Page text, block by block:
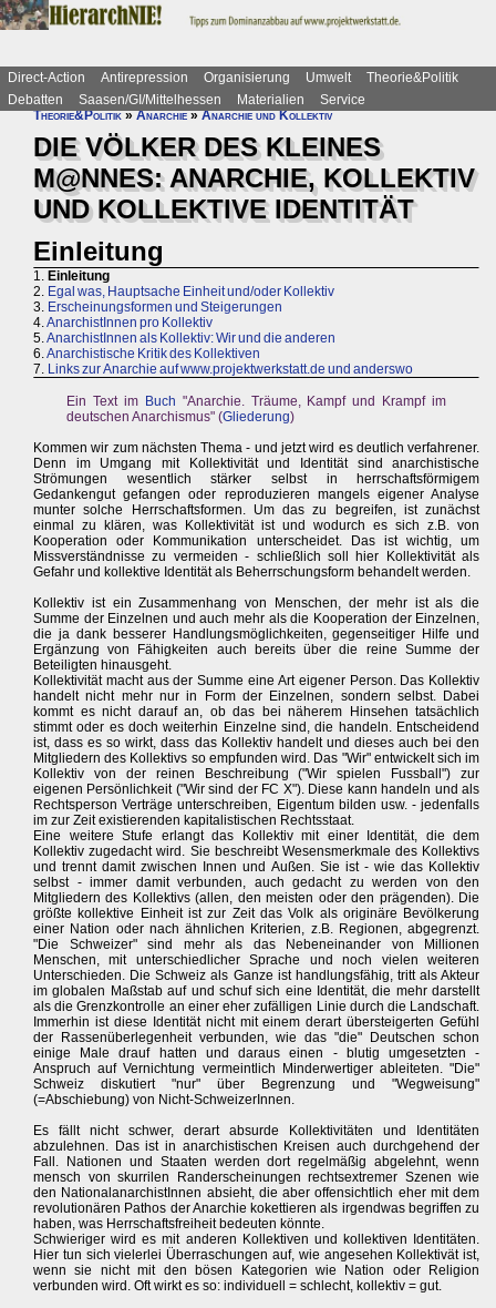
Direct-Action Antirepression Organisierung Umwelt
Theorie&Politik
Debatten
Saasen/GI/Mittelhessen Materialien
Service
Theorie&Politik»Anarchie»Anarchie und Kollektiv
DIE VÖLKER DES KLEINES
M@NNES: ANARCHIE, KOLLEKTIV
UND KOLLEKTIVE IDENTITÄT
Einleitung
1. Einleitung
2. Egal was, Hauptsache Einheit und/oder Kollektiv
3. Erscheinungsformen und Steigerungen
4.AnarchistInnen pro Kollektiv
5.AnarchistInnen als Kollektiv: Wir und die anderen
6.Anarchistische Kritik des Kollektiven
7. Links zur Anarchie auf www.projektwerkstatt.de und anderswo
Ein Text im Buch "Anarchie. Träume, Kampf und Krampf im
deutschen Anarchismus" (Gliederung)
Kommen wir zum nächsten Thema - und jetzt wird es deutlich verfahrener.
Denn im Umgang mit Kollektivität und Identität sind anarchistische
Strömungen wesentlich stärker selbst in herrschaftsförmigem
Gedankengut gefangen oder reproduzieren mangels eigener Analyse
munter solche Herrschaftsformen. Um das zu begreifen, ist zunächst
einmal zu klären, was Kollektivität ist und wodurch es sich z.B. von
Kooperation oder Kommunikation unterscheidet. Das ist wichtig, um
Missverständnisse zu vermeiden - schließlich soll hier Kollektivität als
Gefahr und kollektive Identität als Beherrschungsform behandelt werden.
Kollektiv ist ein Zusammenhang von Menschen, der mehr ist als die
Summe der Einzelnen und auch mehr als die Kooperation der Einzelnen,
die ja dank besserer Handlungsmöglichkeiten, gegenseitiger Hilfe und
Ergänzung von Fähigkeiten auch bereits über die reine Summe der
Beteiligten hinausgeht.
Kollektivität macht aus der Summe eine Art eigener Person. Das Kollektiv
handelt nicht mehr nur in Form der Einzelnen, sondern selbst. Dabei
kommt es nicht darauf an, ob das bei näherem Hinsehen tatsächlich
stimmt oder es doch weiterhin Einzelne sind, die handeln. Entscheidend
ist, dass es so wirkt, dass das Kollektiv handelt und dieses auch bei den
Mitgliedern des Kollektivs so empfunden wird. Das "Wir" entwickelt sich im
Kollektiv von der reinen Beschreibung ("Wir spielen Fussball") zur
eigenen Persönlichkeit ("Wir sind der FC X"). Diese kann handeln und als
Rechtsperson Verträge unterschreiben, Eigentum bilden usw. - jedenfalls
im zur Zeit existierenden kapitalistischen Rechtsstaat.
Eine weitere Stufe erlangt das Kollektiv mit einer Identität, die dem
Kollektiv zugedacht wird. Sie beschreibt Wesensmerkmale des Kollektivs
und trennt damit zwischen Innen und Außen. Sie ist - wie das Kollektiv
selbst - immer damit verbunden, auch gedacht zu werden von den
Mitgliedern des Kollektivs (allen, den meisten oder den prägenden). Die
größte kollektive Einheit ist zur Zeit das Volk als originäre Bevölkerung
einer Nation oder nach ähnlichen Kriterien, z.B. Regionen, abgegrenzt.
"Die Schweizer" sind mehr als das Nebeneinander von Millionen
Menschen, mit unterschiedlicher Sprache und noch vielen weiteren
Unterschieden. Die Schweiz als Ganze ist handlungsfähig, tritt als Akteur
im globalen Maßstab auf und schuf sich eine Identität, die mehr darstellt
als die Grenzkontrolle an einer eher zufälligen Linie durch die Landschaft.
Immerhin ist diese Identität nicht mit einem derart übersteigerten Gefühl
der Rassenüberlegenheit verbunden, wie das "die" Deutschen schon
einige Male drauf hatten und daraus einen - blutig umgesetzten -
Anspruch auf Vernichtung vermeintlich Minderwertiger ableiteten. "Die"
Schweiz diskutiert "nur" über Begrenzung und "Wegweisung"
(=Abschiebung) von Nicht-SchweizerInnen.
Es fällt nicht schwer, derart absurde Kollektivitäten und Identitäten
abzulehnen. Das ist in anarchistischen Kreisen auch durchgehend der
Fall. Nationen und Staaten werden dort regelmäßig abgelehnt, wenn
mensch von skurrilen Randerscheinungen rechtsextremer Szenen wie
den NationalanarchistInnen absieht, die aber offensichtlich eher mit dem
revolutionären Pathos der Anarchie kokettieren als irgendwas begriffen zu
haben, was Herrschaftsfreiheit bedeuten könnte.
Schwieriger wird es mit anderen Kollektiven und kollektiven Identitäten.
Hier tun sich vielerlei Überraschungen auf, wie angesehen Kollektivät ist,
wenn sie nicht mit den bösen Kategorien wie Nation oder Religion
verbunden wird. Oft wirkt es so: individuell = schlecht, kollektiv = gut.